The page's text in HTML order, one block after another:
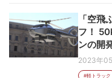
「空
フ！
ンの開
2023年
#軽トラック